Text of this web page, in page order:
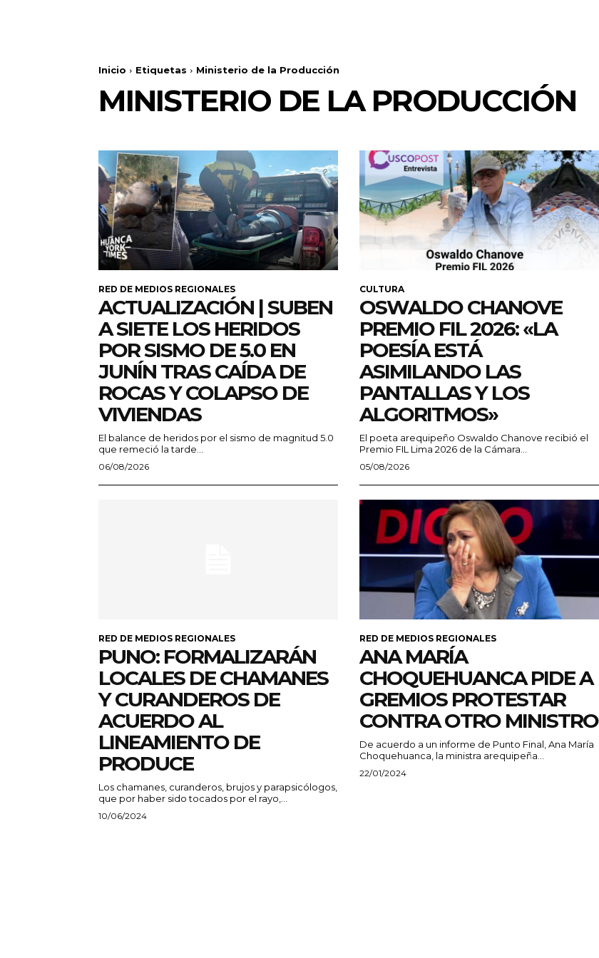
Inicio Etiquetas Ministerio de la Producción
MINISTERIO DE LA PRODUCCIÓN
RED DE MEDIOS REGIONALES
ACTUALIZACIÓN | SUBEN
A SIETE LOS HERIDOS
POR SISMO DE 5.0 EN
JUNÍN TRAS CAÍDA DE
ROCAS Y COLAPSO DE
VIVIENDAS
El balance de heridos por el sismo de magnitud 5.0
que remeció la tarde...
06/08/2026
CULTURA
OSWALDO CHANOVE
PREMIO FIL 2026: «LA
POESÍA ESTÁ
ASIMILANDO LAS
PANTALLAS Y LOS
ALGORITMOS»
El poeta arequipeño Oswaldo Chanove recibió el
Premio FIL Lima 2026 de la Cámara...
05/08/2026
RED DE MEDIOS REGIONALES
PUNO: FORMALIZARÁN
LOCALES DE CHAMANES
Y CURANDEROS DE
ACUERDO AL
LINEAMIENTO DE
PRODUCE
Los chamanes, curanderos, brujos y parapsicólogos,
que por haber sido tocados por el rayo,...
10/06/2024
RED DE MEDIOS REGIONALES
ANA MARÍA
CHOQUEHUANCA PIDE A
GREMIOS PROTESTAR
CONTRA OTRO MINISTRO
De acuerdo a un informe de Punto Final, Ana María
Choquehuanca, la ministra arequipeña...
22/01/2024